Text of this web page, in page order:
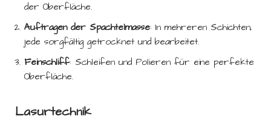
der Oberfläche.
Auftragen der Spachtelmasse: In mehreren Schichten,
jede sorgfältig getrocknet und bearbeitet.
Feinschliff: Schleifen und Polieren für eine perfekte
Oberfläche.
Lasurtechnik